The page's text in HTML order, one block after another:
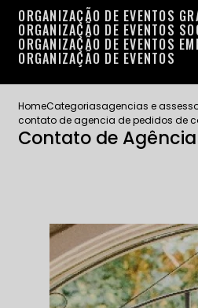
ORGANIZAÇÃO DE EVENTOS
ORGANIZAÇÃO DE EVENTOS
ORGANIZAÇÃO DE EVENTOS
ORGANIZAÇÃO DE EVENTOS
HomeCategoriasagencias e
contato de agencia de pedidos de
Contato de